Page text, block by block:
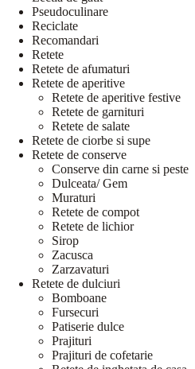
Pseudoculinare
Reciclate
Recomandari
Retete
Retete de afumaturi
Retete de aperitive
Retete de aperitive festive
Retete de garnituri
Retete de salate
Retete de ciorbe si supe
Retete de conserve
Conserve din carne si peste
Dulceata/ Gem
Muraturi
Retete de compot
Retete de lichior
Sirop
Zacusca
Zarzavaturi
Retete de dulciuri
Bomboane
Fursecuri
Patiserie dulce
Prajituri
Prajituri de cofetarie